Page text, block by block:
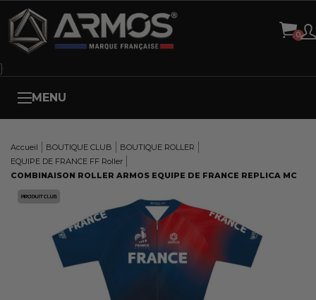
}
MENU
Accueil BOUTIQUE CLUB
BOUTIQUE ROLLER
EQUIPE DE FRANCE FF Roller
COMBINAISON ROLLER ARMOS EQUIPE DE FRANCE REPLICA MC
Panneau de gestion des cookies